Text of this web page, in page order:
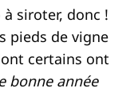
siroter, donc !
pieds de vigne
certains ont
bonne année